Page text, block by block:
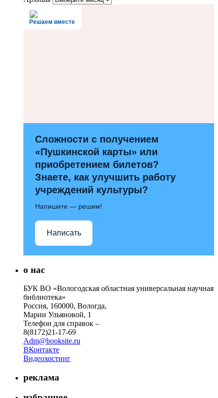
Решаем вместе
Сложности с получением
«Пушкинской карты» или
приобретением билетов?
Знаете, как улучшить работу
учреждений культуры?
Напишите — решим!
Написать
о нас
БУК ВО «Вологодская областная универсальная научная
библиотека»
Россия, 160000, Вологда,
Марии Ульяновой, 1
Телефон для справок –
8(8172)21-17-69
Adm@booksite.ru
ВКонтакте
Видеохостинг
реклама